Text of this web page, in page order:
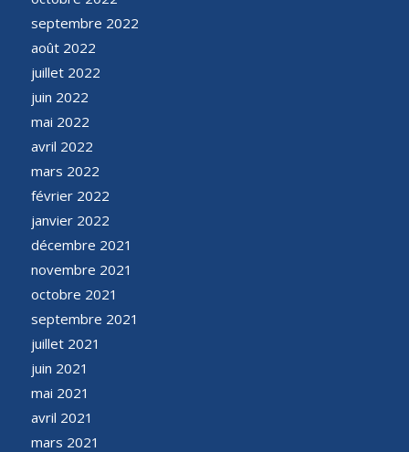
septembre 2022
août 2022
juillet 2022
juin 2022
mai 2022
avril 2022
mars 2022
février 2022
janvier 2022
décembre 2021
novembre 2021
octobre 2021
septembre 2021
juillet 2021
juin 2021
mai 2021
avril 2021
mars 2021